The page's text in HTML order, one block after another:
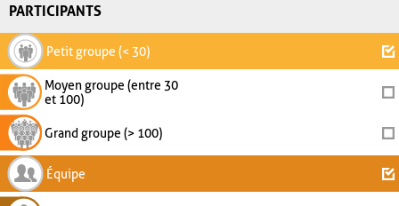
PARTICIPANTS
Petit groupe (< 30)
Moyen groupe (entre 30
et 100)
Grand groupe (> 100)
Équipe